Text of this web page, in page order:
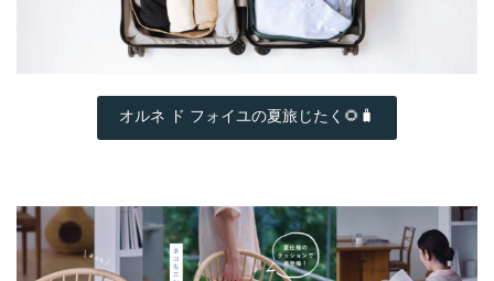
オルネ ド フォイユの夏旅じたく🌻🧳